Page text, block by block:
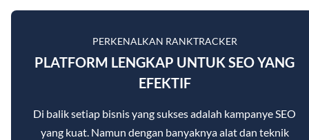
PERKENALKAN RANKTRACKER
PLATFORM LENGKAP UNTUK SEO YANG
EFEKTIF
Di balik setiap bisnis yang sukses adalah kampanye SEO
yang kuat. Namun dengan banyaknya alat dan teknik